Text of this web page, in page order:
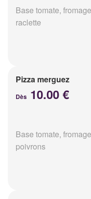
Base tomate,
raclette
Pizza merguez
Dès 10.00 €
Base tomate,
poivrons